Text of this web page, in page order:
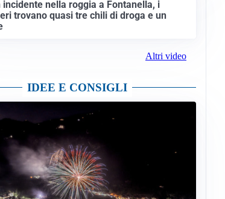
incidente nella roggia a Fontanella, i
trovano quasi tre chili di droga e un
Altri video
IDEE E CONSIGLI